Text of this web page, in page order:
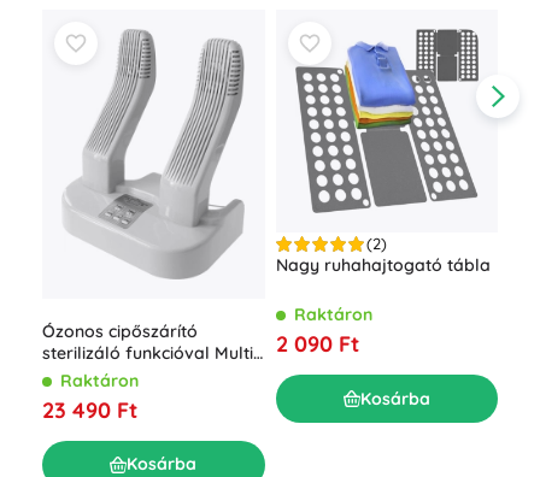
Ózonos cipőszárító
sterilizáló funkcióval Multi
Dryer Ozone Pro
Raktáron
23 490 Ft
Kosárba
(2)
Nagy ruhahajtogató tábla
Raktáron
2 090 Ft
Kosárba